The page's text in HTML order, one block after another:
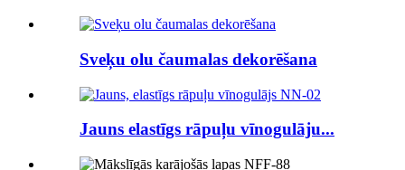
Sveķu olu čaumalas dekorēšana
Jauns elastīgs rāpuļu vīnogulāju...